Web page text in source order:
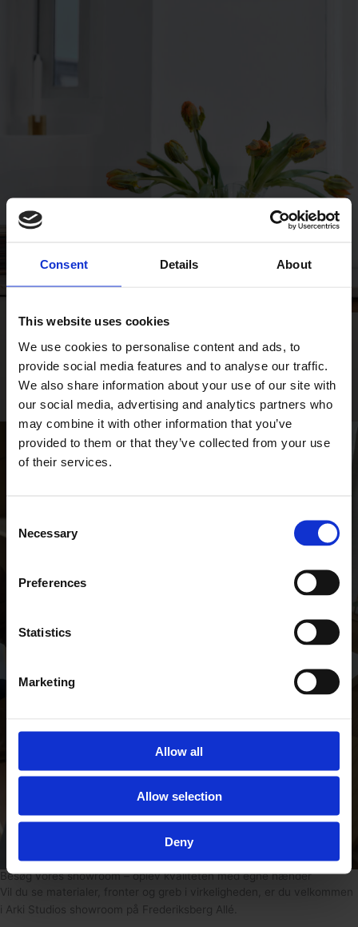
Consent Details About
This website uses cookies
We use cookies to personalise content and ads, to
provide social media features and to analyse our traffic.
We also share information about your use of our site with
our social media, advertising and analytics partners who
may combine it with other information that you’ve
provided to them or that they’ve collected from your use
of their services.
Selection
Necessary
Preferences
Statistics
Marketing
Allow all
Allow selection
Deny
Besøg vores showroom – oplev kvaliteten med egne hænder
Vil du se materialer, fronter og greb i virkeligheden, er du velkommen
i Arki Studios showroom på Frederiksberg Allé.